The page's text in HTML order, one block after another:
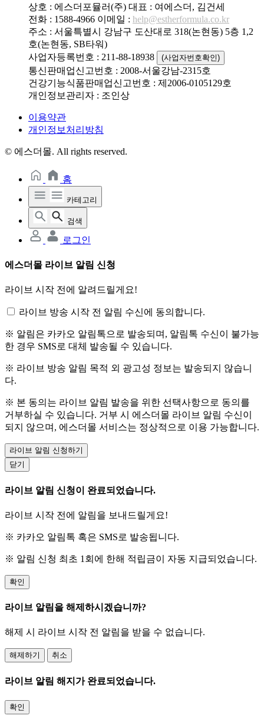
상호 : 에스더포뮬러(주) 대표 : 여에스더, 김건세
전화 : 1588-4966 이메일 : help@estherformula.co.kr
주소 : 서울특별시 강남구 도산대로 318(논현동) 5층 1,2
호(논현동, SB타워)
사업자등록번호 : 211-88-18938
(사업자번호확인)
통신판매업신고번호 : 2008-서울강남-2315호
건강기능식품판매업신고번호 : 제2006-0105129호
개인정보관리자 : 조인상
이용약관
개인정보처리방침
© 에스더몰. All rights reserved.
홈
카테고리
검색
로그인
에스더몰 라이브 알림 신청
라이브 시작 전에 알려드릴게요!
라이브 방송 시작 전 알림 수신에 동의합니다.
※ 알림은 카카오 알림톡으로 발송되며, 알림톡 수신이 불가능
한 경우 SMS로 대체 발송될 수 있습니다.
※ 라이브 방송 알림 목적 외 광고성 정보는 발송되지 않습니
다.
※ 본 동의는 라이브 알림 발송을 위한 선택사항으로 동의를
거부하실 수 있습니다. 거부 시 에스더몰 라이브 알림 수신이
되지 않으며, 에스더몰 서비스는 정상적으로 이용 가능합니다.
라이브 알림 신청하기
닫기
라이브 알림 신청이 완료되었습니다.
라이브 시작 전에 알림을 보내드릴게요!
※ 카카오 알림톡 혹은 SMS로 발송됩니다.
※ 알림 신청 최초 1회에 한해 적립금이 자동 지급되었습니다.
확인
라이브 알림을 해제하시겠습니까?
해제 시 라이브 시작 전 알림을 받을 수 없습니다.
해제하기 취소
라이브 알림 해지가 완료되었습니다.
확인